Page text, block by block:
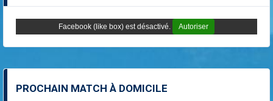
Facebook (like box) est désactivé. Autoriser
PROCHAIN MATCH À DOMICILE